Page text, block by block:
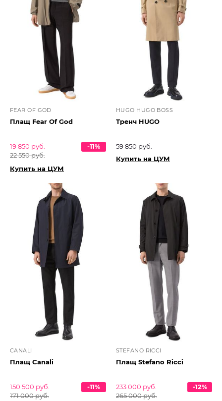
FEAR OF GOD
Плащ Fear Of God
19 850 руб.
22 550 руб.
-11%
Купить на ЦУМ
HUGO HUGO BOSS
Тренч HUGO
59 850 руб.
Купить на ЦУМ
CANALI
Плащ Canali
150 500 руб.
171 000 руб.
-11%
STEFANO RICCI
Плащ Stefano Ricci
233 000 руб.
265 000 руб.
-12%